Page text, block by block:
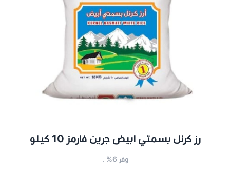
رز كرنل بسمتي ابيض جرين فارمز 10 كيلو
وفر 6% .